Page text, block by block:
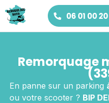
06 01 00
Remorquage
En panne sur un parking
ou votre scooter ? BIP